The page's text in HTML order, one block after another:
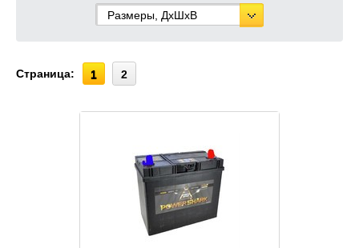
Размеры, ДхШхВ
Страница: 1 2